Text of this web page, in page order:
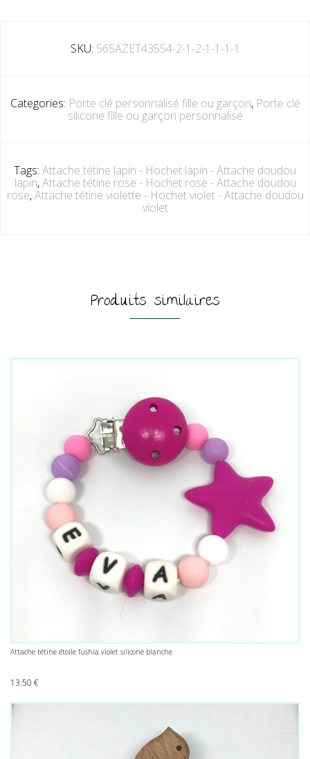
SKU: 565AZET43554-2-1-2-1-1-1-1
Categories: Porte clé personnalisé fille ou garçon, Porte clé
silicone fille ou garçon personnalisé
Tags: Attache tétine lapin - Hochet lapin - Attache doudou
lapin,Attache tétine rose - Hochet rose - Attache doudou
rose,Attache tétine violette - Hochet violet - Attache doudou
violet
Produits similaires
Attache tétine étoile fushia violet silicone blanche
13.50 €